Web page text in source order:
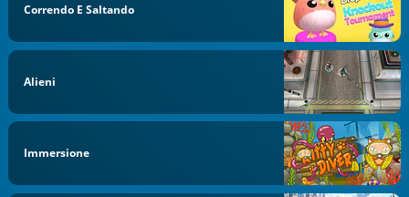
Correndo E Saltando
Alieni
Immersione